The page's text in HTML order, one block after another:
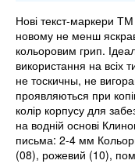
Нові текст-маркери
новому не менш
кольоровим грип.
використання на всіх
не тоскичны, не
проявляються при
колір корпусу для
на водній основі
письма: 2-4 мм
(08), рожевий (10),